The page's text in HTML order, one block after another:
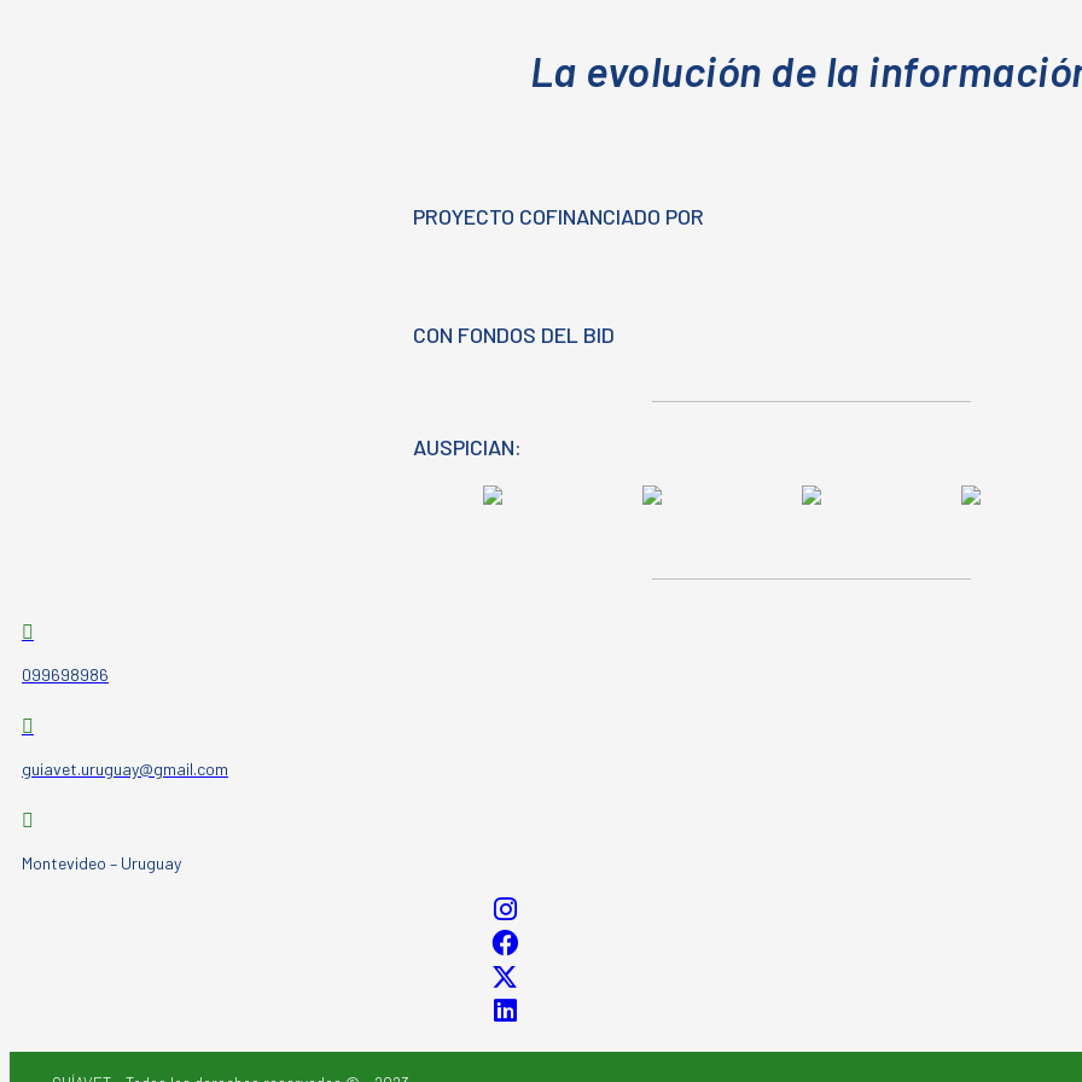
La evolución de la
PROYECTO COFINANCIADO POR
CON FONDOS DEL BID
AUSPICIAN:
099698986
guiavet.uruguay@gmail.com
Montevideo – Uruguay